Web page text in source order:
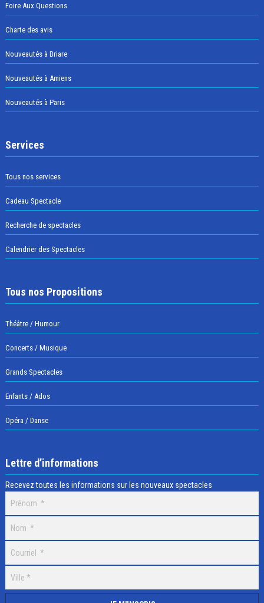
Foire Aux Questions
Charte des avis
Nouveautés à Briare
Nouveautés à Amiens
Nouveautés à Paris
Services
Tous nos services
Cadeau Spectacle
Recherche de spectacles
Calendrier des Spectacles
Tous nos Propositions
Théâtre / Humour
Concerts / Musique
Grands Spectacles
Enfants / Ados
Opéra / Danse
Lettre d’informations
Recevez toutes les informations sur les nouveaux spectacles